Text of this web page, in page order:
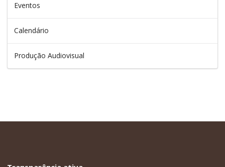
Eventos
Calendário
Produção Audiovisual